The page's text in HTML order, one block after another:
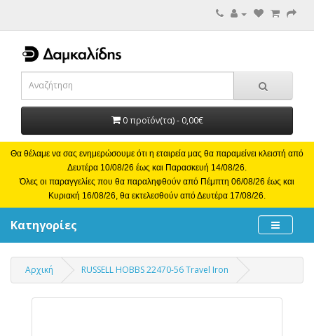
0 προϊόν(τα) - 0,00€
Θα θέλαμε να σας ενημερώσουμε ότι η εταιρεία μας θα παραμείνει κλειστή από
Δευτέρα 10/08/26 έως και Παρασκευή 14/08/26.
Όλες οι παραγγελίες που θα παραληφθούν από Πέμπτη 06/08/26 έως και
Κυριακή 16/08/26, θα εκτελεσθούν από Δευτέρα 17/08/26.
Κατηγορίες
Αρχική RUSSELL HOBBS 22470-56 Travel Iron